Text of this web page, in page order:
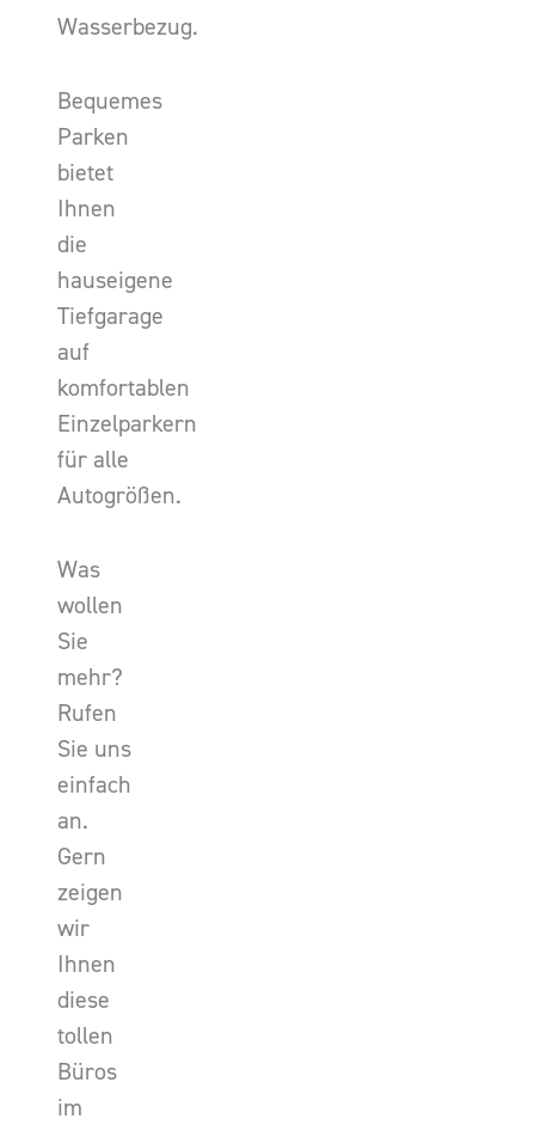
Wasserbezug.
Bequemes
Parken
bietet
Ihnen
die
hauseigene
Tiefgarage
auf
komfortablen
Einzelparkern
für alle
Autogrößen.
Was
wollen
Sie
mehr?
Rufen
Sie uns
einfach
an.
Gern
zeigen
wir
Ihnen
diese
tollen
Büros
im